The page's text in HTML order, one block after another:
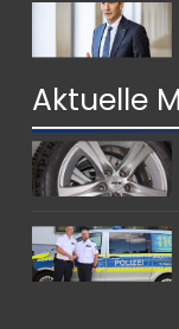
Aktuelle